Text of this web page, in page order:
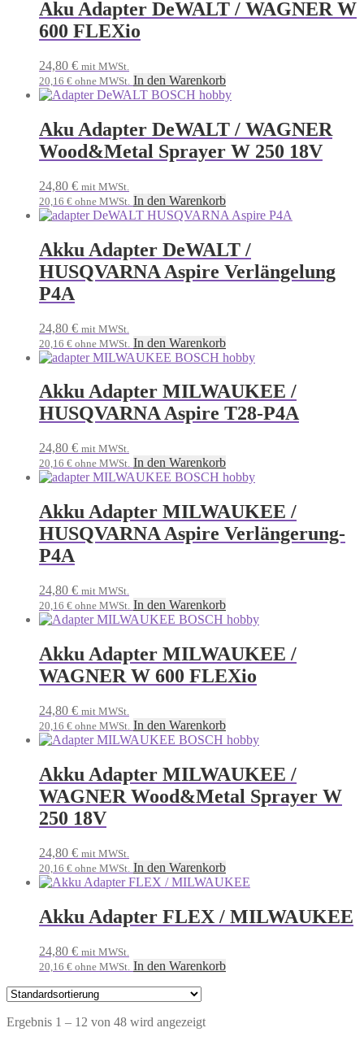
Aku Adapter DeWALT / WAGNER W
600 FLEXio
24,80 € mit MWSt.
20,16 € ohne MWSt. In den Warenkorb
Aku Adapter DeWALT / WAGNER
Wood&Metal Sprayer W 250 18V
24,80 € mit MWSt.
20,16 € ohne MWSt. In den Warenkorb
Akku Adapter DeWALT /
HUSQVARNA Aspire Verlängelung
P4A
24,80 € mit MWSt.
20,16 € ohne MWSt. In den Warenkorb
Akku Adapter MILWAUKEE /
HUSQVARNA Aspire T28-P4A
24,80 € mit MWSt.
20,16 € ohne MWSt. In den Warenkorb
Akku Adapter MILWAUKEE /
HUSQVARNA Aspire Verlängerung-
P4A
24,80 € mit MWSt.
20,16 € ohne MWSt. In den Warenkorb
Akku Adapter MILWAUKEE /
WAGNER W 600 FLEXio
24,80 € mit MWSt.
20,16 € ohne MWSt. In den Warenkorb
Akku Adapter MILWAUKEE /
WAGNER Wood&Metal Sprayer W
250 18V
24,80 € mit MWSt.
20,16 € ohne MWSt. In den Warenkorb
Akku Adapter FLEX / MILWAUKEE
24,80 € mit MWSt.
20,16 € ohne MWSt. In den Warenkorb
Ergebnis 1 – 12 von 48 wird angezeigt